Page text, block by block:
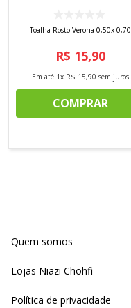
Toalha Rosto Verona 0,50x 0,70
R$ 15,90
Em até 1x R$ 15,90 sem juros
COMPRAR
Quem somos
Lojas Niazi Chohfi
Política de privacidade